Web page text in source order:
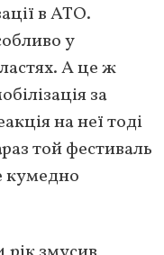
в АТО.
у
А це ж
за
на неї тоді
той фестиваль
кумедно